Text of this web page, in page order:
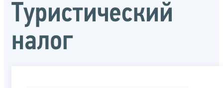
Туристический
налог